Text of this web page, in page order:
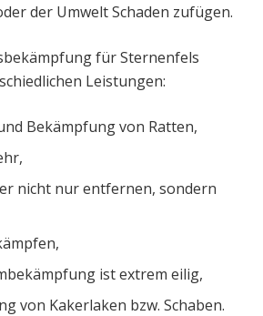
der Umwelt Schaden zufügen.
für Sternenfels
Leistungen:
Bekämpfung von Ratten,
nicht nur entfernen, sondern
ist extrem eilig,
von Kakerlaken bzw. Schaben.